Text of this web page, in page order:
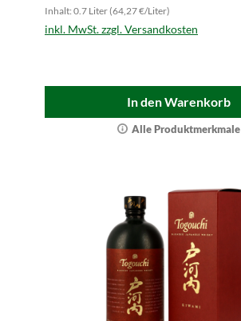
Inhalt: 0.7 Liter (64,27 €/Liter)
inkl. MwSt. zzgl. Versandkosten
In den Warenkorb
Alle Produktmerkmale